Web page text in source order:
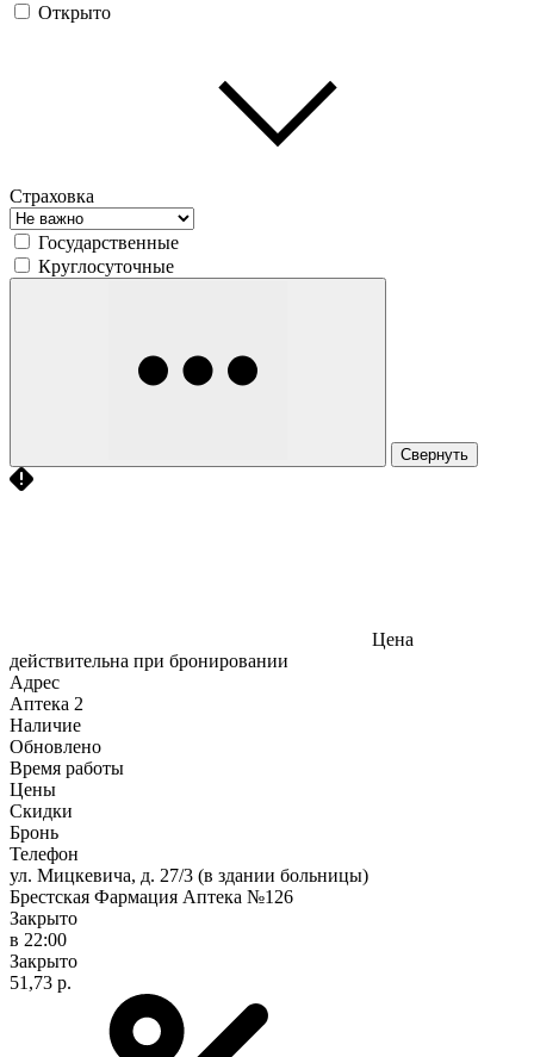
Открыто
Страховка
Государственные
Круглосуточные
Свернуть
Цена
действительна при бронировании
Адрес
Аптека 2
Наличие
Обновлено
Время работы
Цены
Скидки
Бронь
Телефон
ул. Мицкевича, д. 27/3 (в здании больницы)
Брестская Фармация Аптека №126
Закрыто
в 22:00
Закрыто
51,73 р.